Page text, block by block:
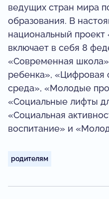
ведущих стран мира
образования. В
национальный проект
включает в себя 8
«Современная
ребенка», «Цифровая
среда», «Молодые
«Социальные лифты
«Социальная
воспитание» и
родителям